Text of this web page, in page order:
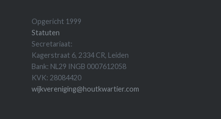
Opgericht 1999
Statuten
Secretariaat:
Kagerstraat 6, 2334 CR, Leiden
Bank: NL29 INGB 0007612058
KVK: 28084420
wijkvereniging@houtkwartier.com